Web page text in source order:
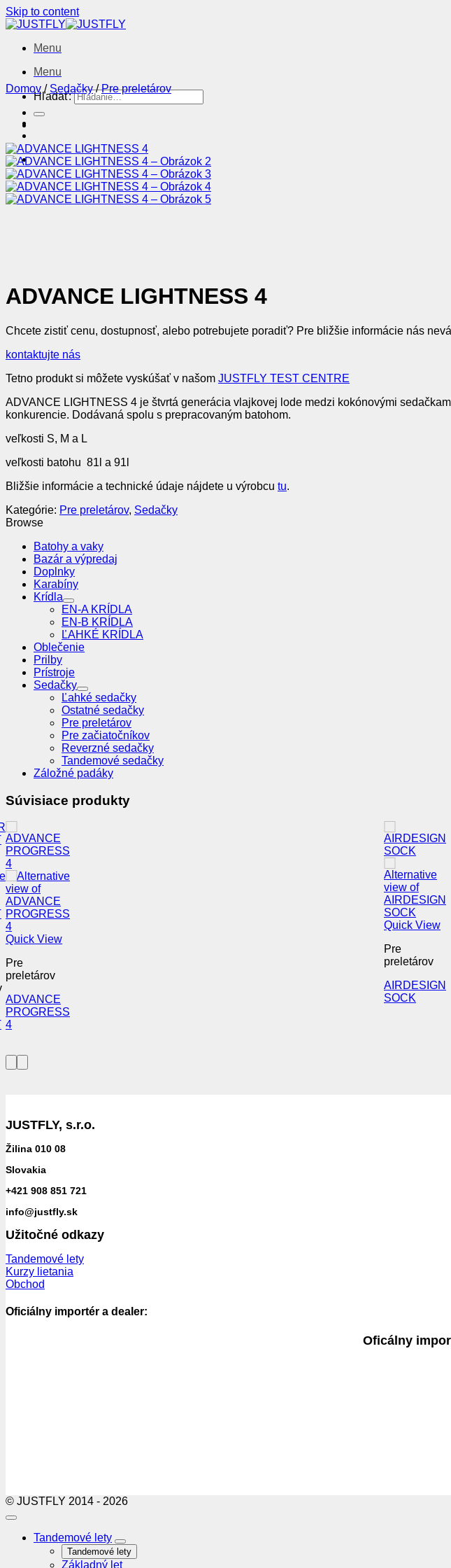
Skip to content
Menu
Menu
Hľadať:
Domov / Sedačky / Pre preletárov
ADVANCE LIGHTNESS 4
Chcete zistiť cenu, dostupnosť, alebo potrebujete poradiť? Pre bližšie informácie nás
kontaktujte nás
Tetno produkt si môžete vyskúšať v našom JUSTFLY TEST CENTRE
ADVANCE LIGHTNESS 4 je štvrtá generácia vlajkovej lode medzi kokónovými
konkurencie. Dodávaná spolu s prepracovaným batohom.
veľkosti S, M a L
veľkosti batohu 81l a 91l
Bližšie informácie a technické údaje nájdete u výrobcu tu.
Kategórie: Pre preletárov, Sedačky
Browse
Batohy a vaky
Bazár a výpredaj
Doplnky
Karabíny
Krídla
EN-A KRÍDLA
EN-B KRÍDLA
ĽAHKÉ KRÍDLA
Oblečenie
Prilby
Prístroje
Sedačky
Ľahké sedačky
Ostatné sedačky
Pre preletárov
Pre začiatočníkov
Reverzné sedačky
Tandemové sedačky
Záložné padáky
Súvisiace produkty
Quick View
Pre
preletárov
ADVANCE
PROGRESS
4
Quick View
Pre
preletárov
AIRDESIGN
SOCK
JUSTFLY, s.r.o.
Žilina 010 08
Slovakia
+421 908 851 721
info@justfly.sk
Užitočné odkazy
Tandemové lety
Kurzy lietania
Obchod
Oficiálny importér a dealer:
Oficálny
© JUSTFLY 2014 - 2026
Tandemové lety
Tandemové lety
Základný let